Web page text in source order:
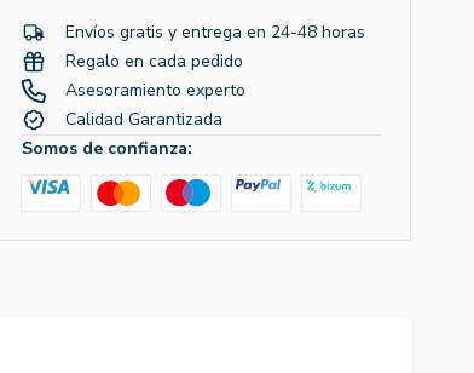
Envíos gratis y entrega en 24-48 horas
Regalo en cada pedido
Asesoramiento experto
Calidad Garantizada
Somos de confianza: